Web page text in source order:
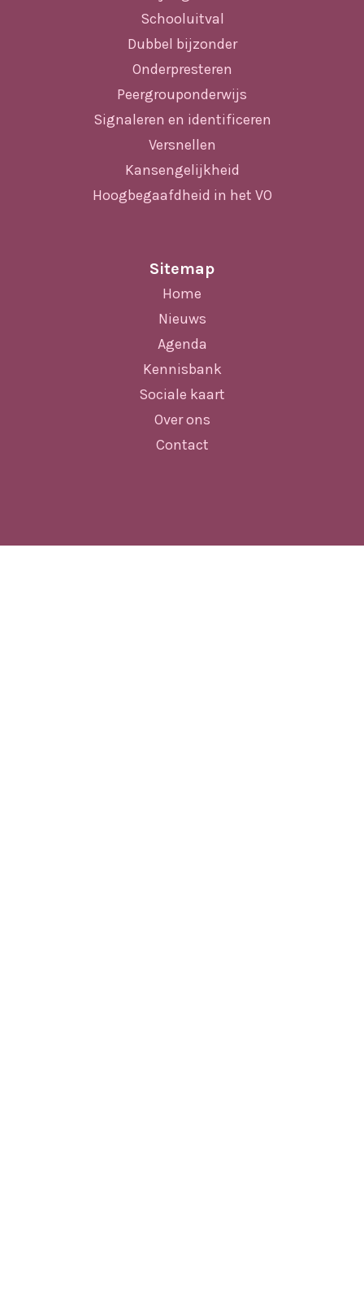
Schooluitval
Dubbel bijzonder
Onderpresteren
Peergrouponderwijs
Signaleren en identificeren
Versnellen
Kansengelijkheid
Hoogbegaafdheid in het VO
Sitemap
Home
Nieuws
Agenda
Kennisbank
Sociale kaart
Over ons
Contact